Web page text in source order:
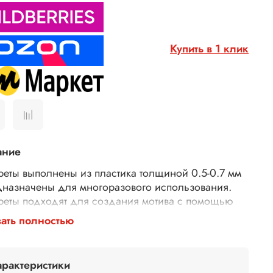
Купить в 1 клик
выполнены из пластика толщиной 0.5-0.7 мм
для многоразового использования.
подходят для создания мотива с помощью
паст, 3D геля, декоративной штукатурки,
Трафареты подходят для декора различных
использования в технике декупаж и скрапбукинг.
полностью